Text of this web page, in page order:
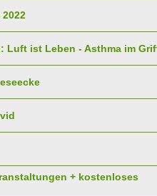
Luft ist Leben - Asthma im
+ kostenloses